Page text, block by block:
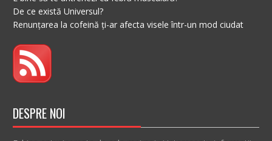
De ce există Universul?
Renunțarea la cofeină ți-ar afecta visele într-un mod ciudat
DESPRE NOI